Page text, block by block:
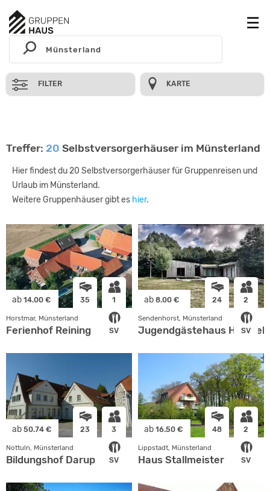
FILTER KARTE
Treffer: 20 Selbstversorgerhäuser im Münsterland
Hier findest du 20 Selbstversorgerhäuser für Gruppenreisen und
Urlaub im Münsterland.
Weitere Gruppenhäuser gibt es hier.
ab 14.00 € 35 1
SV
Horstmar, Münsterland
Ferienhof Reining
ab 8.00 € 24 2
SV
Sendenhorst, Münsterland
Jugendgästehaus
ab 50.74 € 23 3
SV
Nottuln, Münsterland
Bildungshof Darup
ab 16.50 € 48 2
SV
Lippstadt, Münsterland
Haus Stallmeister